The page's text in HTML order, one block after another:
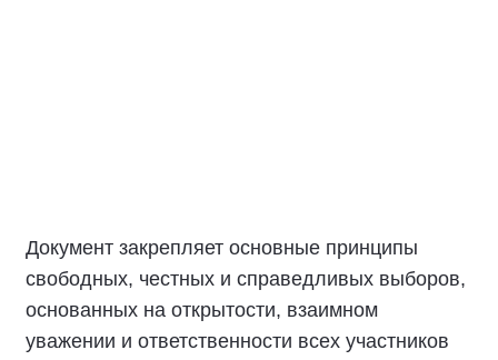
Документ закрепляет основные принципы
свободных, честных и справедливых выборов,
основанных на открытости, взаимном
уважении и ответственности всех участников